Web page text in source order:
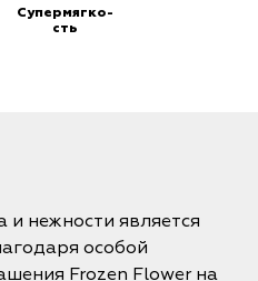
Супермягко-
сть
нежности является
особой
Frozen Flower на